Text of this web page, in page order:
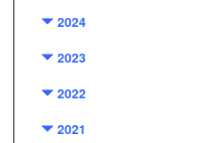
2024
2023
2022
2021